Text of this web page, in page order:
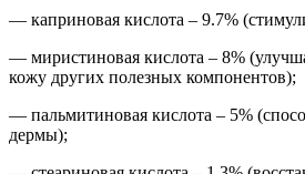
— каприновая кислота – 9.7%
— миристиновая кислота – 8%
кожу других полезных компонентов);
— пальмитиновая кислота – 5%
дермы);